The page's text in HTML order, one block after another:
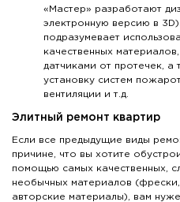
«Мастер» разработают
электронную версию в
подразумевает
качественных
датчиками от протечек, а
установку систем
вентиляции и т.д.
Элитный ремонт квартир
Если все предыдущие виды
причине, что вы хотите
помощью самых качественных,
необычных материалов (фрески,
авторские материалы), вам